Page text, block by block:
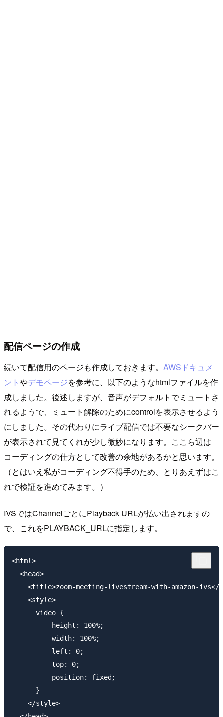
配信ページの作成
続いて配信用のページも作成しておきます。 AWSドキュメ
ントやデモページを参考に、以下のようなhtmlファイルを作
成しました。後述しますが、音声がデフォルトでミュートさ
れるようで、ミュート解除のためにcontrolを表示させるよう
にしました。その代わりにライブ配信では不要なシークバー
が表示されて見てくれが少し微妙になります。ここら辺は
コーディングの仕方として改善の余地があるかと思います。
（とはいえ私がコーディング不得手のため、とりあえずはこ
れで検証を進めてみます。）
IVSではChannelごとにPlayback URLが払い出されますの
で、これをPLAYBACK_URLに指定します。
<html>
  <head>
<title>zoom-meeting-livestream-with-amazon-ivs</
    <style>
      video {
          height: 100%;
          width: 100%;
          left: 0;
          top: 0;
          position: fixed;
      }
    </style>